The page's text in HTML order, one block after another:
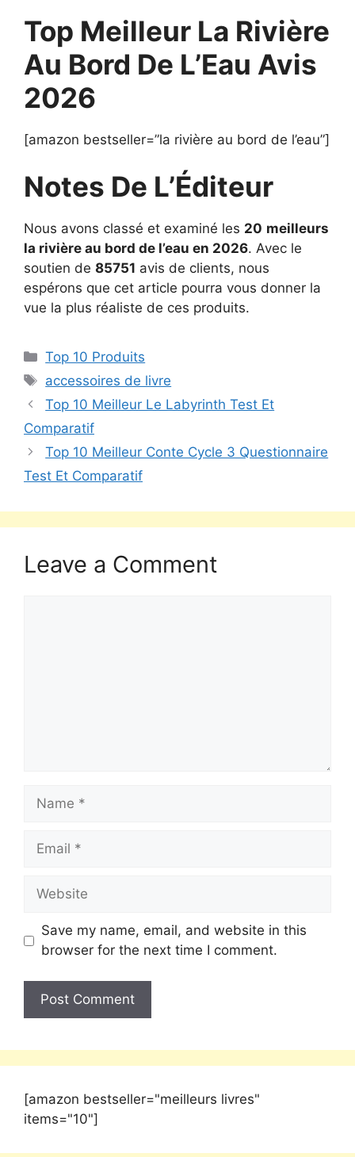
Top Meilleur La Rivière
Au Bord De L’Eau Avis
2026
[amazon bestseller=”la rivière au bord de l’eau”]
Notes De L’Éditeur
Nous avons classé et examiné les 20 meilleurs
la rivière au bord de l’eau en 2026. Avec le
soutien de 85751 avis de clients, nous
espérons que cet article pourra vous donner la
vue la plus réaliste de ces produits.
Top 10 Produits
accessoires de livre
Top 10 Meilleur Le Labyrinth Test Et
Comparatif
Top 10 Meilleur Conte Cycle 3 Questionnaire
Test Et Comparatif
Leave a Comment
Save my name, email, and website in this
browser for the next time I comment.
[amazon bestseller="meilleurs livres"
items="10"]